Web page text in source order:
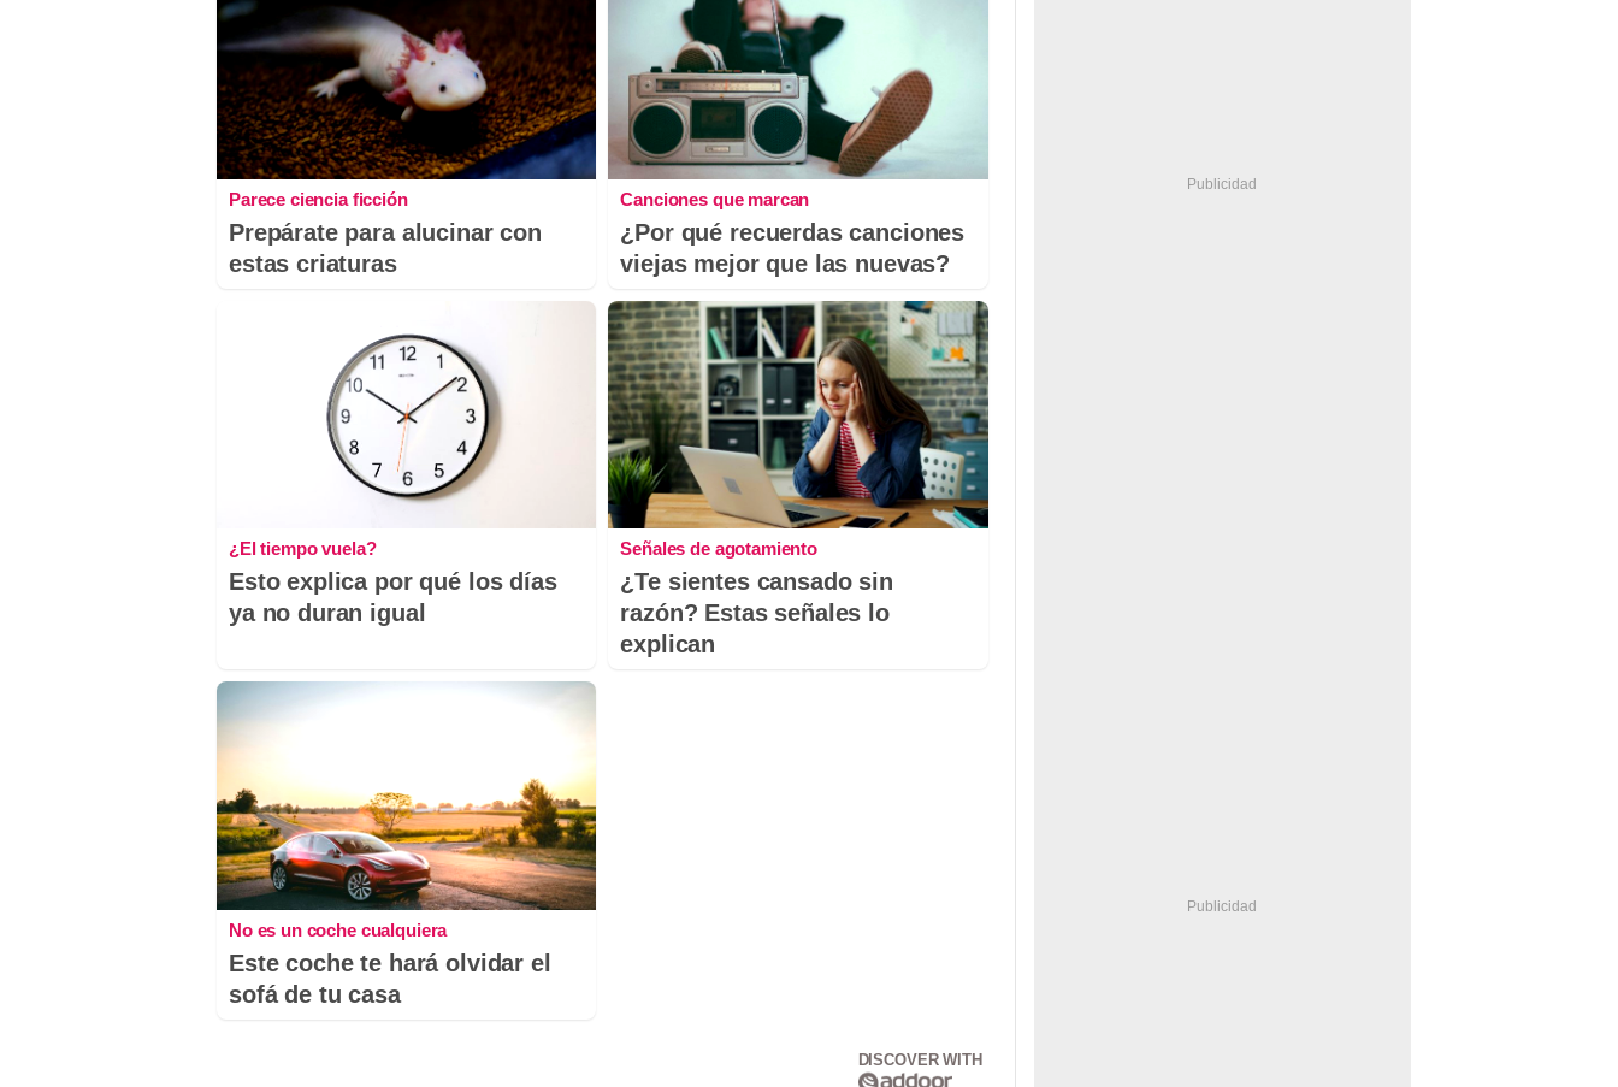
Parece ciencia ficción
Prepárate para alucinar con
estas criaturas
Canciones que marcan
¿Por qué recuerdas canciones
viejas mejor que las nuevas?
¿El tiempo vuela?
Esto explica por qué los días
ya no duran igual
Señales de agotamiento
¿Te sientes cansado sin
razón? Estas señales lo
explican
No es un coche cualquiera
Este coche te hará olvidar el
sofá de tu casa
DISCOVER WITH